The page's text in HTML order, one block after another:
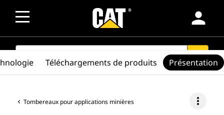
person
SEARCH search
Tombereaux pour applications minières more_vert
Téléchargements de produits Présentation